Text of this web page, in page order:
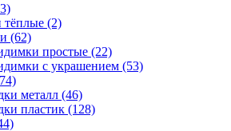
(2)
(62)
простые (22)
с украшением (53)
металл (46)
пластик (128)